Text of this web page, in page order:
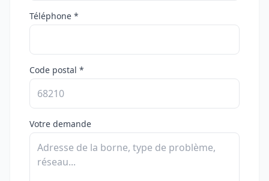
Téléphone *
Code postal *
Votre demande